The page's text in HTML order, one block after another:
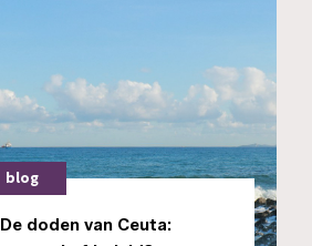
blog
De doden van Ceuta: